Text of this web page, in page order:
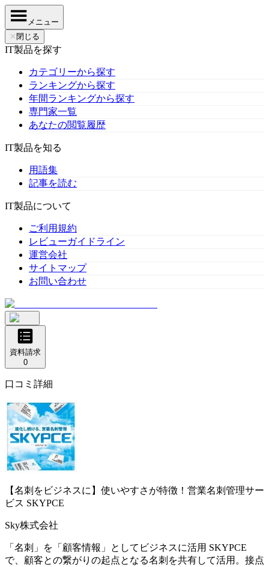
メニュー
✕ 閉じる
IT製品を探す
カテゴリーから探す
ランキングから探す
年間ランキングから探す
専門家一覧
あなたの閲覧履歴
IT製品を知る
用語集
記事を読む
IT製品について
ご利用規約
レビューガイドライン
運営会社
サイトマップ
お問い合わせ
資料請求
0
口コミ詳細
【名刺をビジネスに】使いやすさが特徴！営業名刺管理サー
ビス SKYPCE
Sky株式会社
「名刺」を「顧客情報」としてビジネスに活用 SKYPCE
で、顧客との繋がりの起点となる名刺を共有して活用。接点